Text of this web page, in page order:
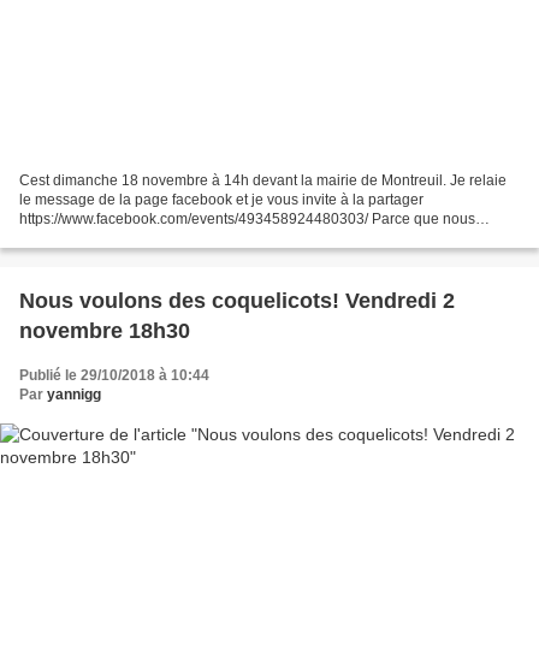
Cest dimanche 18 novembre à 14h devant la mairie de Montreuil. Je relaie
le message de la page facebook et je vous invite à la partager
https://www.facebook.com/events/493458924480303/ Parce que nous
Nous voulons des coquelicots! Vendredi 2
novembre 18h30
Publié le 29/10/2018 à 10:44
Par yannigg